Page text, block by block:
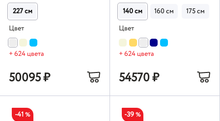
227 см
Цвет
+ 624 цвета
50095₽
140 см
160 см 175 см
Цвет
+ 624 цвета
54570₽
-41% -39%